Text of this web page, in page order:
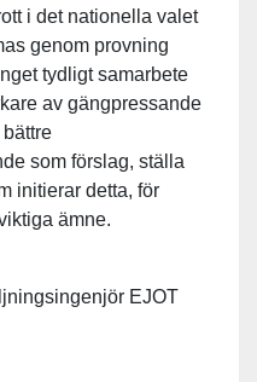
i det nationella valet
genom provning
tydligt samarbete
av gängpressande
som förslag, ställa
initierar detta, för
ämne.
EJOT